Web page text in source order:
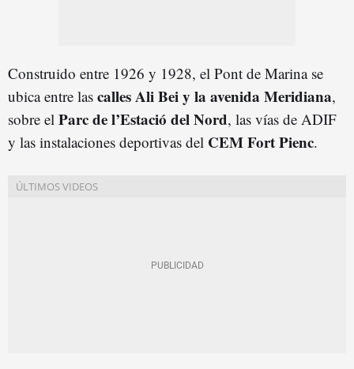
Construido entre 1926 y 1928, el Pont de Marina se
ubica entre las calles Ali Bei y la avenida Meridiana,
sobre el Parc de l’Estació del Nord, las vías de ADIF
y las instalaciones deportivas del CEM Fort Pienc.